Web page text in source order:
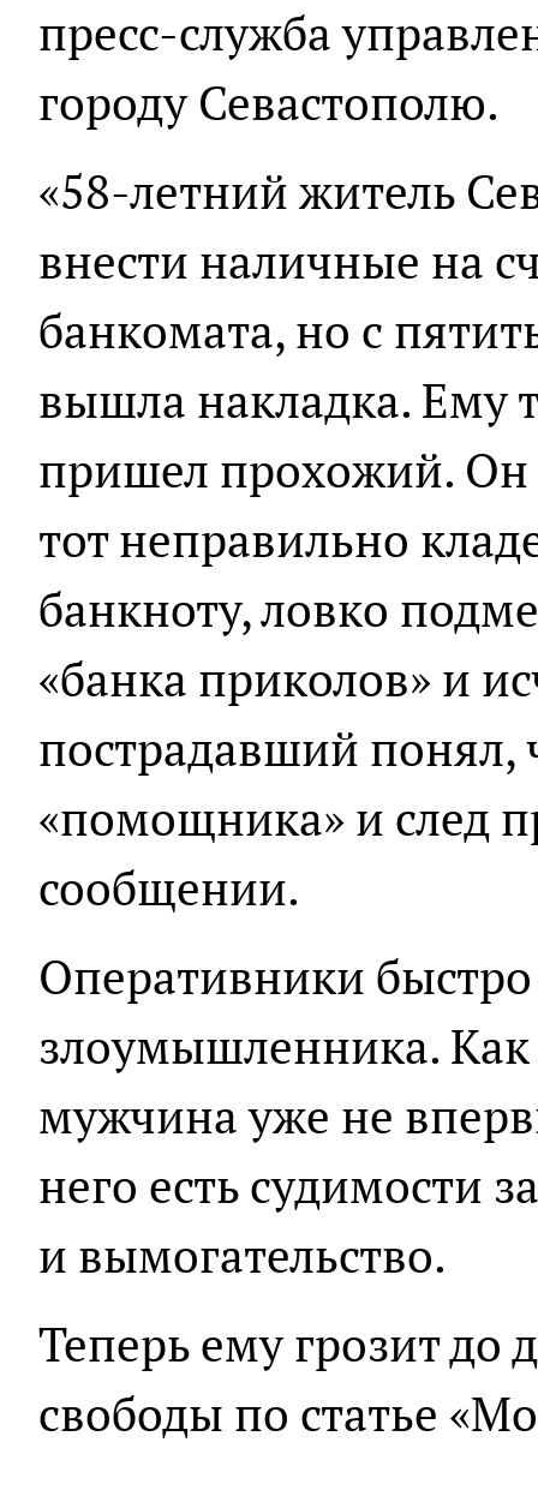
пресс-служба
городу Севастополю.
«58-летний житель
внести наличные на
банкомата, но с
вышла накладка. Ему
пришел прохожий. Он
тот неправильно
банкноту, ловко
«банка приколов» и
пострадавший понял,
«помощника» и след
сообщении.
Оперативники
злоумышленника. Как
мужчина уже не
него есть судимости
и вымогательство.
Теперь ему грозит до
свободы по статье